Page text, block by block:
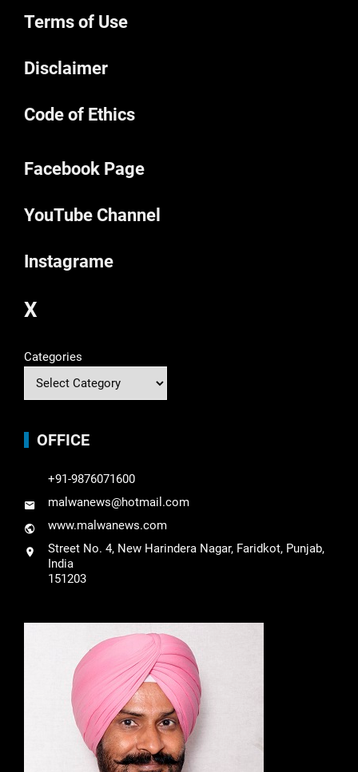
Terms of Use
Disclaimer
Code of Ethics
Facebook Page
YouTube Channel
Instagrame
X
Categories
OFFICE
+91-9876071600
malwanews@hotmail.com
www.malwanews.com
Street No. 4, New Harindera Nagar, Faridkot, Punjab,
India
151203